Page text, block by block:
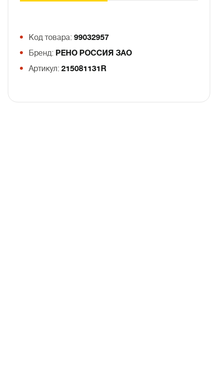
Код товара: 99032957
Бренд: РЕНО РОССИЯ ЗАО
Артикул: 215081131R